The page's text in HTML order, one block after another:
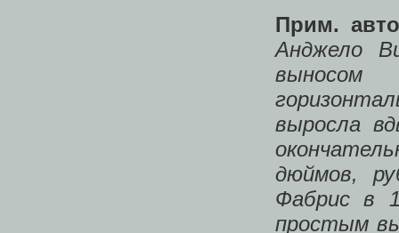
Прим.
Анджело
выносом
выросла
дюймов,
Фабрис в
простым